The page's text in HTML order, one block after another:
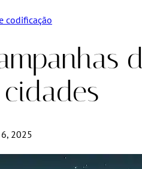
codificação
2025